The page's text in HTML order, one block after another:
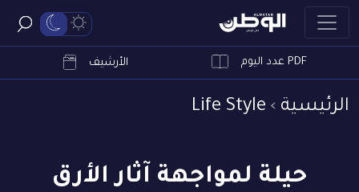
PDF عدد اليوم الأرشيف
الرئيسية Life Style
حيلة لمواجهة آثار الأرق